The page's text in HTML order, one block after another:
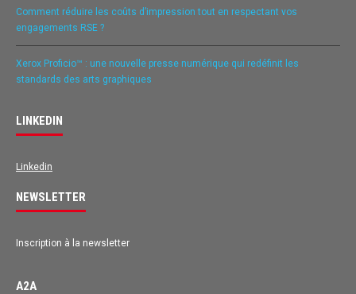
Comment réduire les coûts d’impression tout en respectant vos
engagements RSE ?
Xerox Proficio™ : une nouvelle presse numérique qui redéfinit les
standards des arts graphiques
LINKEDIN
Linkedin
NEWSLETTER
Inscription à la newsletter
A2A